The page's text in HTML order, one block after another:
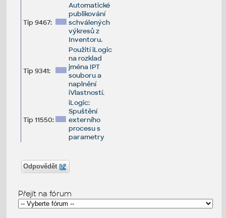
Tip 9467:
Automatické
publikování
schválených
výkresů z
Inventoru.
Tip 9341:
Použití iLogic
na rozklad
jména IPT
souboru a
naplnění
iVlastností.
Tip 11550:
iLogic:
Spuštění
externího
procesu s
parametry
Odpovědět
Přejít na fórum